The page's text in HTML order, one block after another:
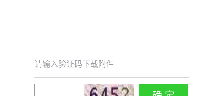
请输入验证码下载附件